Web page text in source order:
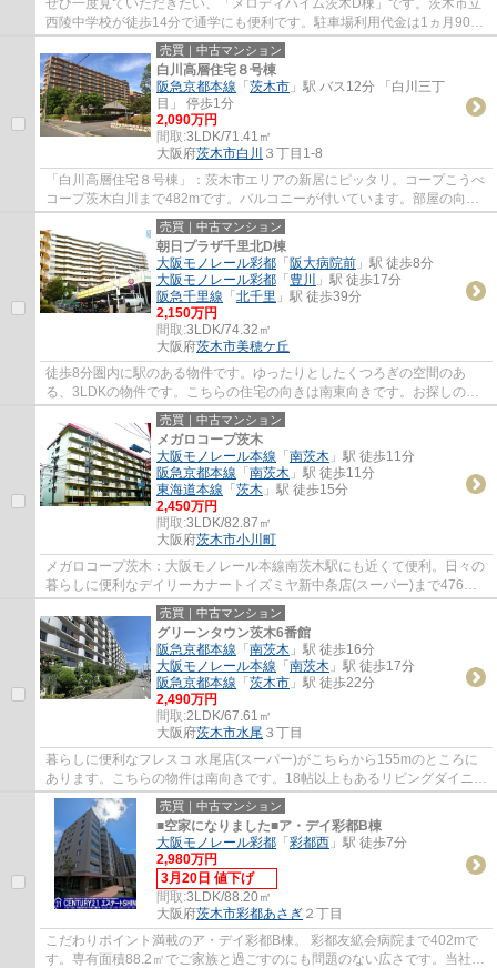
ぜひ一度見ていただきたい、「メロディハイム茨木D棟」です。茨木市立
西陵中学校が徒歩14分で通学にも便利です。駐車場利用代金は1ヵ月9000
円です。新居をお求めなら茨木市はいかがで...
売買｜中古マンション
白川高層住宅８号棟
阪急京都本線 「 茨木市 」駅 バス12分 「白川三丁
目」 停歩1分
2,090万円
間取:3LDK/71.41㎡
大阪府茨木市白川 ３丁目1-8
「白川高層住宅８号棟」：茨木市エリアの新居にピッタリ。コープこうべ
コープ茨木白川まで482mです。バルコニーが付いています。部屋の向き
も大切な要素のひとつ。こちらの物件は南向...
売買｜中古マンション
朝日プラザ千里北D棟
大阪モノレール彩都 「 阪大病院前 」駅 徒歩8分
大阪モノレール彩都 「 豊川
」駅 徒歩17分
阪急千里線 「 北千里 」駅 徒歩39分
2,150万円
間取:3LDK/74.32㎡
大阪府茨木市美穂ケ丘
徒歩8分圏内に駅のある物件です。ゆったりとしたくつろぎの空間のあ
る、3LDKの物件です。こちらの住宅の向きは南東向きです。お探しの方
はどうぞ。内部が広々としている押入があり、色...
売買｜中古マンション
メガロコープ茨木
大阪モノレール本線 「 南茨木 」駅 徒歩11分
阪急京都本線 「 南茨木 」駅 徒歩11分
東海道本線 「 茨木 」駅 徒歩15分
2,450万円
間取:3LDK/82.87㎡
大阪府茨木市小川町
メガロコープ茨木：大阪モノレール本線南茨木駅にも近くて便利。日々の
暮らしに便利なデイリーカナートイズミヤ新中条店(スーパー)まで476m
です。使い勝手が良いシステムキッチンがあ...
売買｜中古マンション
グリーンタウン茨木6番館
阪急京都本線 「 南茨木 」駅 徒歩16分
大阪モノレール本線 「 南茨木 」駅 徒歩17分
阪急京都本線 「 茨木市 」駅 徒歩22分
2,490万円
間取:2LDK/67.61㎡
大阪府茨木市水尾 ３丁目
暮らしに便利なフレスコ 水尾店(スーパー)がこちらから155mのところに
あります。こちらの物件は南向きです。18帖以上もあるリビングダイニン
グで、大勢のお客様にも余裕を持って応対で...
売買｜中古マンション
■空家になりました■ア・デイ彩都B棟
大阪モノレール彩都 「 彩都西 」駅 徒歩7分
2,980万円
3月20日 値下げ
間取:3LDK/88.20㎡
大阪府茨木市彩都あさぎ ２丁目
こだわりポイント満載のア・デイ彩都B棟。 彩都友絋会病院まで402mで
す。専有面積88.2㎡でご家族と過ごすのにも問題のない広さです。当社は